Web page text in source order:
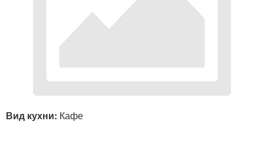
Вид кухни: Кафе